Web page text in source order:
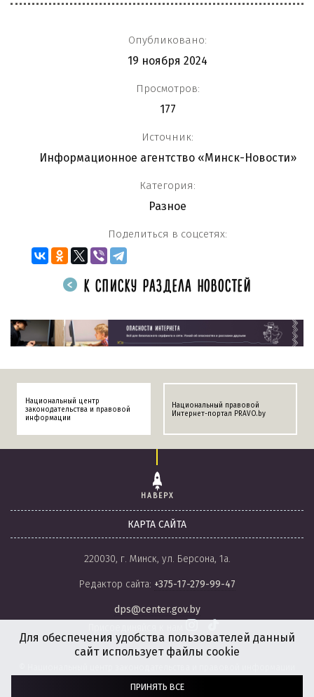
Опубликовано:
19 ноября 2024
Просмотров:
177
Источник:
Информационное агентство «Минск-Новости»
Категория:
Разное
Поделиться в соцсетях:
К СПИСКУ РАЗДЕЛА НОВОСТЕЙ
Национальный центр
законодательства и правовой
информации
Национальный правовой
Интернет-портал PRAVO.by
НАВЕРХ
КАРТА САЙТА
220030, г. Минск, ул. Берсона, 1а.
Редактор сайта: +375-17-279-99-47
dps@center.gov.by
Республики Беларусь, 2008-2026.
Для обеспечения удобства пользователей данный
сайт использует файлы cookie
ПРИНЯТЬ ВСЕ